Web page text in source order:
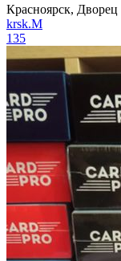
Красноярск, Дворец
krsk.M
135